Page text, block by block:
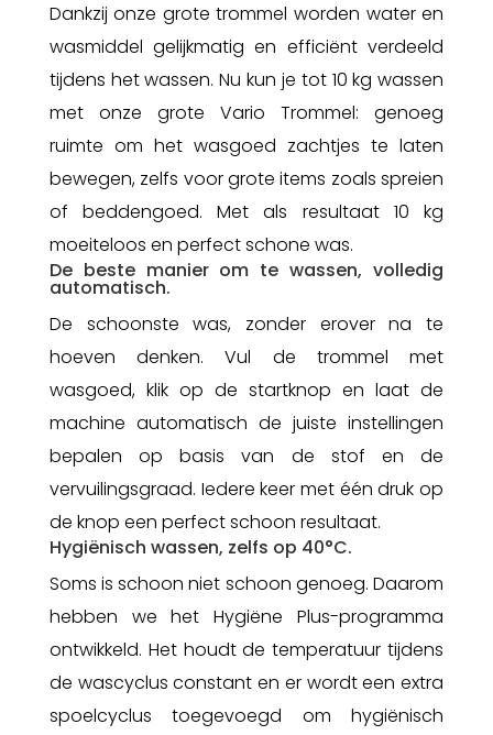
Dankzij onze grote trommel worden water en
wasmiddel gelijkmatig en efficiënt verdeeld
tijdens het wassen. Nu kun je tot 10 kg wassen
met onze grote Vario Trommel: genoeg
ruimte om het wasgoed zachtjes te laten
bewegen, zelfs voor grote items zoals spreien
of beddengoed. Met als resultaat 10 kg
moeiteloos en perfect schone was.
De beste manier om te wassen, volledig
automatisch.
De schoonste was, zonder erover na te
hoeven denken. Vul de trommel met
wasgoed, klik op de startknop en laat de
machine automatisch de juiste instellingen
bepalen op basis van de stof en de
vervuilingsgraad. Iedere keer met één druk op
de knop een perfect schoon resultaat.
Hygiënisch wassen, zelfs op 40°C.
Soms is schoon niet schoon genoeg. Daarom
hebben we het Hygiëne Plus-programma
ontwikkeld. Het houdt de temperatuur tijdens
de wascyclus constant en er wordt een extra
spoelcyclus toegevoegd om hygiënisch